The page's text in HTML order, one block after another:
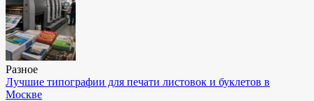
Разное
Лучшие типографии для печати листовок и буклетов в
Москве